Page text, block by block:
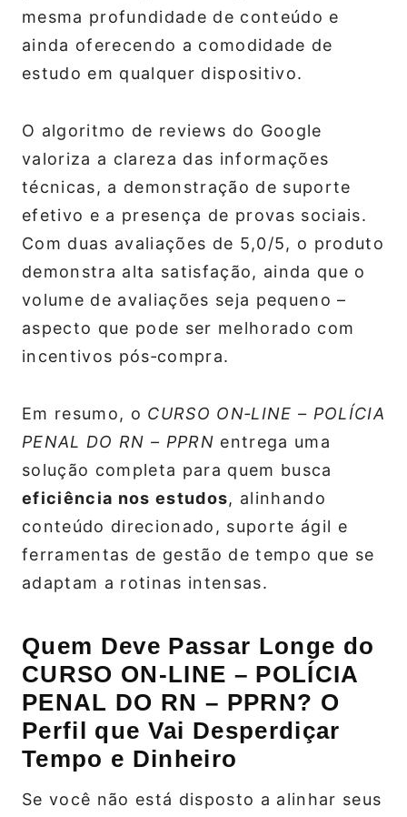
mesma profundidade de conteúdo e
ainda oferecendo a comodidade de
estudo em qualquer dispositivo.
O algoritmo de reviews do Google
valoriza a clareza das informações
técnicas, a demonstração de suporte
efetivo e a presença de provas sociais.
Com duas avaliações de 5,0/5, o produto
demonstra alta satisfação, ainda que o
volume de avaliações seja pequeno –
aspecto que pode ser melhorado com
incentivos pós‑compra.
Em resumo, o CURSO ON‑LINE – POLÍCIA
PENAL DO RN – PPRN entrega uma
solução completa para quem busca
eficiência nos estudos, alinhando
conteúdo direcionado, suporte ágil e
ferramentas de gestão de tempo que se
adaptam a rotinas intensas.
Quem Deve Passar Longe do
CURSO ON-LINE – POLÍCIA
PENAL DO RN – PPRN? O
Perfil que Vai Desperdiçar
Tempo e Dinheiro
Se você não está disposto a alinhar seus